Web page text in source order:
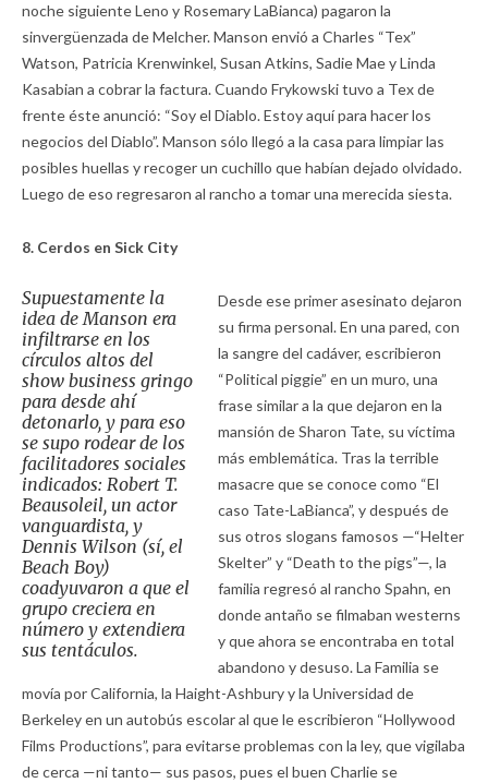
noche siguiente Leno y Rosemary LaBianca) pagaron la
sinvergüenzada de Melcher. Manson envió a Charles “Tex”
Watson, Patricia Krenwinkel, Susan Atkins, Sadie Mae y Linda
Kasabian a cobrar la factura. Cuando Frykowski tuvo a Tex de
frente éste anunció: “Soy el Diablo. Estoy aquí para hacer los
negocios del Diablo”. Manson sólo llegó a la casa para limpiar las
posibles huellas y recoger un cuchillo que habían dejado olvidado.
Luego de eso regresaron al rancho a tomar una merecida siesta.
8. Cerdos en Sick City
Supuestamente la
idea de Manson era
infiltrarse en los
círculos altos del
show business gringo
para desde ahí
detonarlo, y para eso
se supo rodear de los
facilitadores sociales
indicados: Robert T.
Beausoleil, un actor
vanguardista, y
Dennis Wilson (sí, el
Beach Boy)
coadyuvaron a que el
grupo creciera en
número y extendiera
sus tentáculos.
Desde ese primer asesinato dejaron
su firma personal. En una pared, con
la sangre del cadáver, escribieron
“Political piggie” en un muro, una
frase similar a la que dejaron en la
mansión de Sharon Tate, su víctima
más emblemática. Tras la terrible
masacre que se conoce como “El
caso Tate-LaBianca”, y después de
sus otros slogans famosos —“Helter
Skelter” y “Death to the pigs”—, la
familia regresó al rancho Spahn, en
donde antaño se filmaban westerns
y que ahora se encontraba en total
abandono y desuso. La Familia se
movía por California, la Haight-Ashbury y la Universidad de
Berkeley en un autobús escolar al que le escribieron “Hollywood
Films Productions”, para evitarse problemas con la ley, que vigilaba
de cerca —ni tanto— sus pasos, pues el buen Charlie se